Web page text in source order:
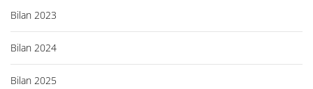
Bilan 2023
Bilan 2024
Bilan 2025